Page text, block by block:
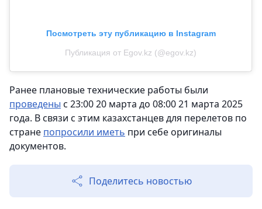
Посмотреть эту публикацию в Instagram
Публикация от Egov.kz (@egov.kz)
Ранее плановые технические работы были
проведены с 23:00 20 марта до 08:00 21 марта 2025
года. В связи с этим казахстанцев для перелетов по
стране попросили иметь при себе оригиналы
документов.
Поделитесь новостью